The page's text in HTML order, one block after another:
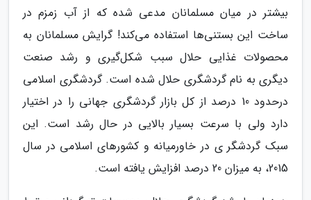
بیشتر در میان مسلمانان مدعی شده که از آب زمزم در
ساخت این بستنی‌ها استفاده می‌کند! گرایش مسلمانان به
محصولات غذایی حلال سبب شکل‌گیری و رشد صنعت
دیگری به نام گردشگری حلال شده است. گردشگری اسلامی
درحدود 10 درصد از کل بازار گردشگری جهانی را در اختیار
دارد ولی با سرعت بسیار بالایی در حال رشد است. این
سبک گردشگر ی در خاورمیانه و کشورهای اسلامی در سال
2015، به میزان 20 درصد افزایش یافته است.